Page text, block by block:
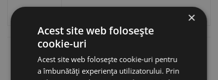
Model
Recenzii (0)
×
Acest site web folosește
cookie-uri
Acest site web folosește cookie-uri pentru
a îmbunătăți experiența utilizatorului. Prin